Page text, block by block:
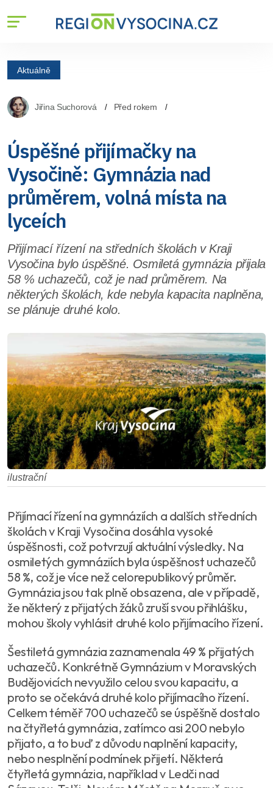
Aktuálně
Jiřina Suchorová Před rokem
Úspěšné přijímačky na
Vysočině: Gymnázia nad
průměrem, volná místa na
lyceích
Přijímací řízení na středních školách v Kraji
Vysočina bylo úspěšné. Osmiletá gymnázia přijala
58 % uchazečů, což je nad průměrem. Na
některých školách, kde nebyla kapacita naplněna,
se plánuje druhé kolo.
ilustrační
Přijímací řízení na gymnáziích a dalších středních
školách v Kraji Vysočina dosáhla vysoké
úspěšnosti, což potvrzují aktuální výsledky. Na
osmiletých gymnáziích byla úspěšnost uchazečů
58 %, což je více než celorepublikový průměr.
Gymnázia jsou tak plně obsazena, ale v případě,
že některý z přijatých žáků zruší svou přihlášku,
mohou školy vyhlásit druhé kolo přijímacího řízení.
Šestiletá gymnázia zaznamenala 49 % přijatých
uchazečů. Konkrétně Gymnázium v Moravských
Budějovicích nevyužilo celou svou kapacitu, a
proto se očekává druhé kolo přijímacího řízení.
Celkem téměř 700 uchazečů se úspěšně dostalo
na čtyřletá gymnázia, zatímco asi 200 nebylo
přijato, a to buď z důvodu naplnění kapacity,
nebo nesplnění podmínek přijetí. Některá
čtyřletá gymnázia, například v Ledči nad